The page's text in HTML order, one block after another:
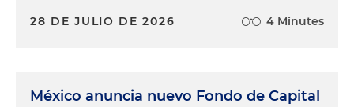
28 DE JULIO DE 2026 4 Minutes
México anuncia nuevo Fondo de Capital